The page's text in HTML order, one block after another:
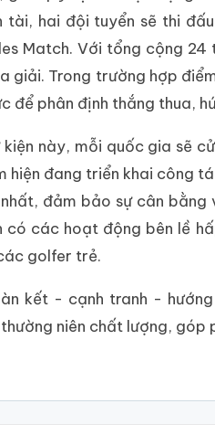
tài, hai đội tuyển sẽ thi
Match. Với tổng cộng
giải. Trong trường hợp
để phân định thắng thua,
này, mỗi quốc gia sẽ
hiện đang triển khai công
đảm bảo sự cân
có các hoạt động bên lề
golfer trẻ.
kết - cạnh tranh -
niên chất lượng,